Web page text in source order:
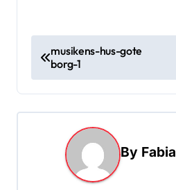
l
ä
musikens-hus-gote
borg-1
By